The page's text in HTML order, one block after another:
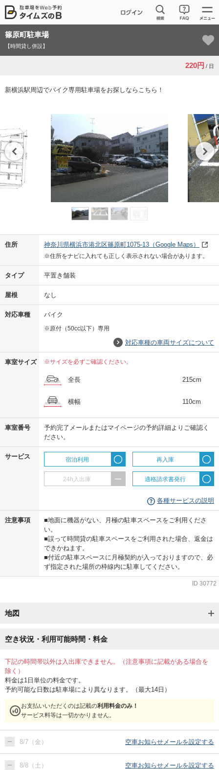
篠原町駐車場
【時間貸し併設】
220円 / 日
新横浜駅周辺でバイク専用駐車場をお探しならこちら！
Previo
住所 神奈川県横浜市港北区篠原町1075-13 （Google Maps）
※住所をナビに入れても正しく表示されない場合があります。
タイプ 平置き舗装
屋根 なし
対応車種 バイク
※原付（50cc以下）専用
対応車種の車両サイズについて
車室サイズ ※サイズを必ずご確認ください。
全長 215cm
横幅 110cm
車室番号
予約完了メールまたはマイページの予約詳細よりご確認く
ださい。
サービス 宿泊利用 再入庫
24h入出庫 適格請求書発行
各種サービスの説明
注意事項
■地面に機器がない、月極の駐車スペースをご利用くださ
い。
■誤って時間貸の駐車スペースをご利用された場合、返金は
できかねます。
■付近の駐車スペースに月極契約が入っておりますので、必
ず指定された場所の枠線内に駐車してください。
ID 30772
地図
空き状況・利用可能時間・料金
下記の時間帯以外は入出庫できません。（注意事項に記載がある場合を
除く）
料金は1日単位の料金です。
予約可能な日数は駐車場により異なります。（最大14日）
お支払いいただくのは記載の利用料金のみ！
サービス料等は一切かかりません。
8/7（金） 空車お知らせメールを設定する
8/8（土） 空車お知らせメールを設定する